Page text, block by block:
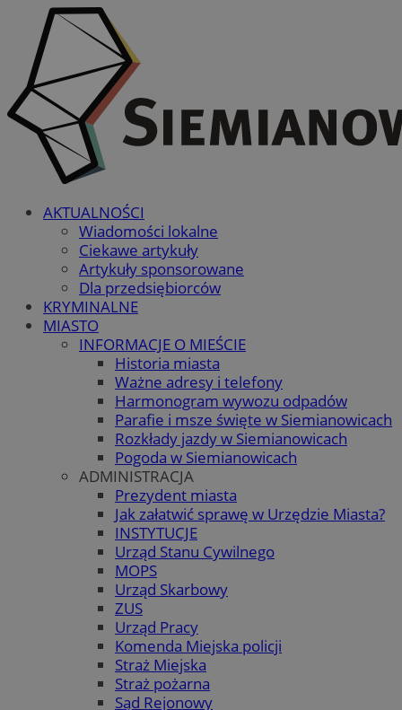
AKTUALNOŚCI
Wiadomości lokalne
Ciekawe artykuły
Artykuły sponsorowane
Dla przedsiębiorców
KRYMINALNE
MIASTO
INFORMACJE O MIEŚCIE
Historia miasta
Ważne adresy i telefony
Harmonogram wywozu odpadów
Parafie i msze święte w Siemianowicach
Rozkłady jazdy w Siemianowicach
Pogoda w Siemianowicach
ADMINISTRACJA
Prezydent miasta
Jak załatwić sprawę w Urzędzie Miasta?
INSTYTUCJE
Urząd Stanu Cywilnego
MOPS
Urząd Skarbowy
ZUS
Urząd Pracy
Komenda Miejska policji
Straż Miejska
Straż pożarna
Sąd Rejonowy